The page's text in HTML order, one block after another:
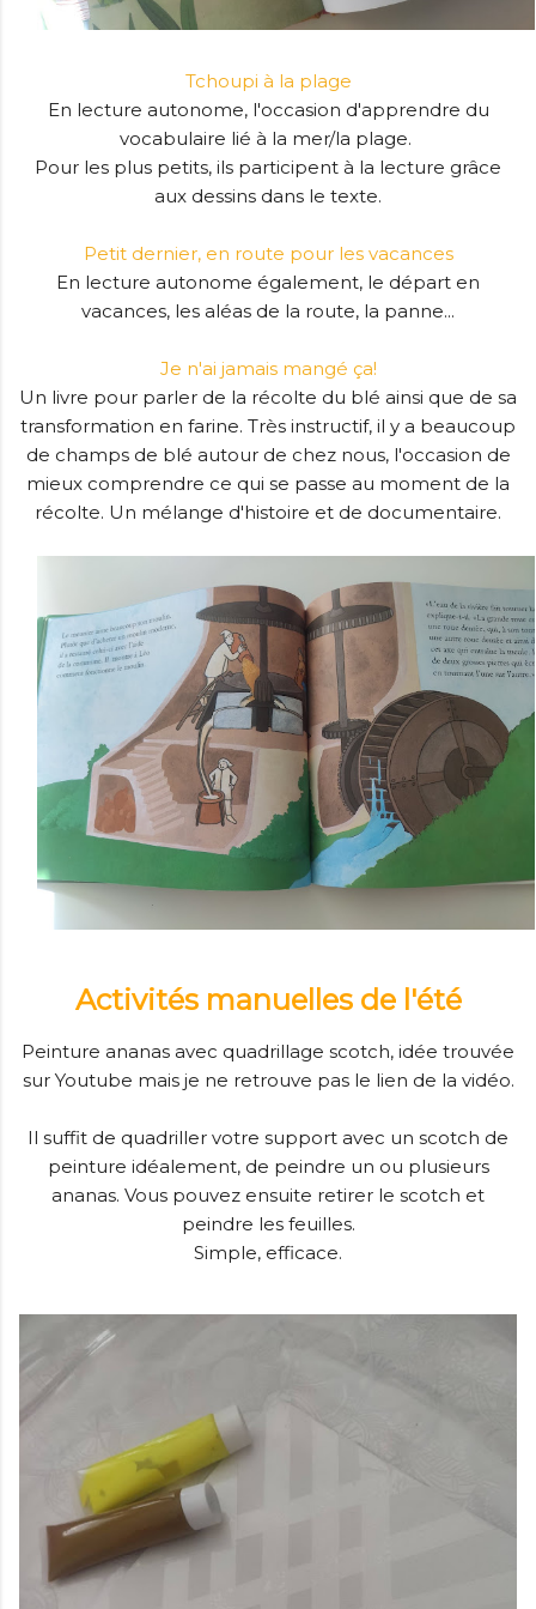
Tchoupi à la plage
En lecture autonome, l'occasion d'apprendre du
vocabulaire lié à la mer/la plage.
Pour les plus petits, ils participent à la lecture grâce
aux dessins dans le texte.
Petit dernier, en route pour les vacances
En lecture autonome également, le départ en
vacances, les aléas de la route, la panne...
Je n'ai jamais mangé ça!
Un livre pour parler de la récolte du blé ainsi que de sa
transformation en farine. Très instructif, il y a beaucoup
de champs de blé autour de chez nous, l'occasion de
mieux comprendre ce qui se passe au moment de la
récolte. Un mélange d'histoire et de documentaire.
Activités manuelles de l'été
Peinture ananas avec quadrillage scotch, idée trouvée
sur Youtube mais je ne retrouve pas le lien de la vidéo.
Il suffit de quadriller votre support avec un scotch de
peinture idéalement, de peindre un ou plusieurs
ananas. Vous pouvez ensuite retirer le scotch et
peindre les feuilles.
Simple, efficace.